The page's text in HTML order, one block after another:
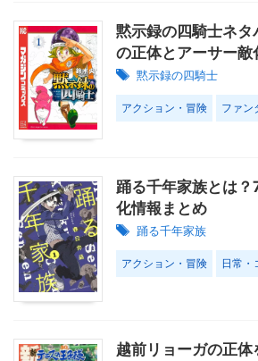
黙示録の四騎士ネ
の正体とアーサー敵
黙示録の四騎士
アクション・冒険 ファン
踊る千年家族とは
化情報まとめ
踊る千年家族
アクション・冒険 日常・
越前リョーガの正体